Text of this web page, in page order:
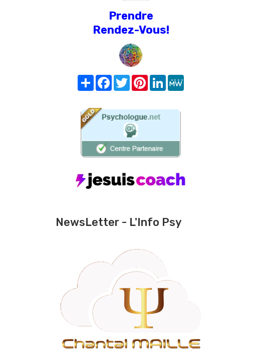
Prendre
Rendez-Vous!
Share FacebookTwitterPinterest
LinkedIn
NewsLetter - L'Info Psy